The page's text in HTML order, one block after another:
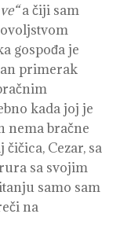
a čiji sam
gospođa je
primerak
kada joj je
nema bračne
Cezar, sa
sa svojim
samo sam
na